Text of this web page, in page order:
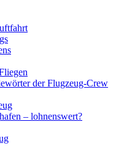
der Flugzeug-Crew
– lohnenswert?